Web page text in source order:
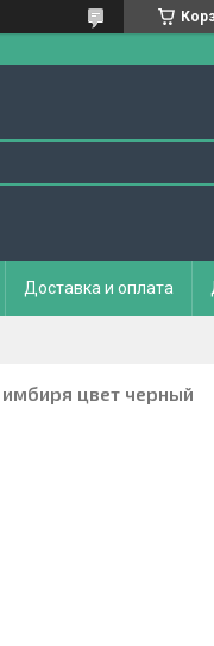
Доставка и оплата
имбиря цвет черный